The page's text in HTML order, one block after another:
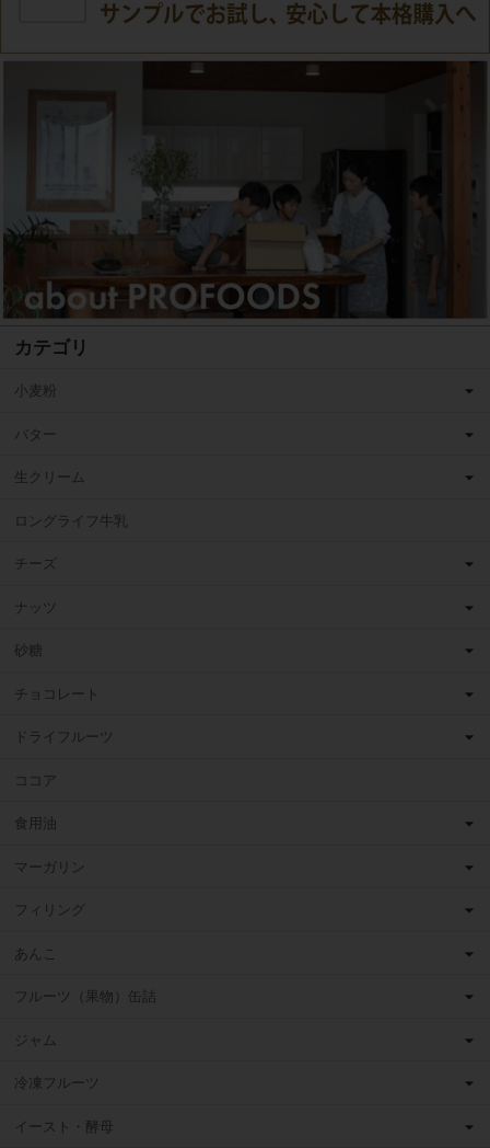
カテゴリ
小麦粉
バター
生クリーム
ロングライフ牛乳
チーズ
ナッツ
砂糖
チョコレート
ドライフルーツ
ココア
食用油
マーガリン
フィリング
あんこ
フルーツ（果物）缶詰
ジャム
冷凍フルーツ
イースト・酵母